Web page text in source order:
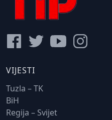
VIJESTI
Tuzla – TK
BiH
Regija – Svijet